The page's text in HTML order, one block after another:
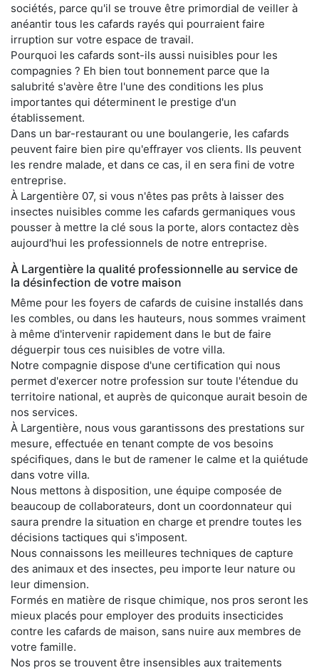
sociétés, parce qu'il se trouve être primordial de veiller à
anéantir tous les cafards rayés qui pourraient faire
irruption sur votre espace de travail.
Pourquoi les cafards sont-ils aussi nuisibles pour les
compagnies ? Eh bien tout bonnement parce que la
salubrité s'avère être l'une des conditions les plus
importantes qui déterminent le prestige d'un
établissement.
Dans un bar-restaurant ou une boulangerie, les cafards
peuvent faire bien pire qu'effrayer vos clients. Ils peuvent
les rendre malade, et dans ce cas, il en sera fini de votre
entreprise.
À Largentière 07, si vous n'êtes pas prêts à laisser des
insectes nuisibles comme les cafards germaniques vous
pousser à mettre la clé sous la porte, alors contactez dès
aujourd'hui les professionnels de notre entreprise.
À Largentière la qualité professionnelle au service de
la désinfection de votre maison
Même pour les foyers de cafards de cuisine installés dans
les combles, ou dans les hauteurs, nous sommes vraiment
à même d'intervenir rapidement dans le but de faire
déguerpir tous ces nuisibles de votre villa.
Notre compagnie dispose d'une certification qui nous
permet d'exercer notre profession sur toute l'étendue du
territoire national, et auprès de quiconque aurait besoin de
nos services.
À Largentière, nous vous garantissons des prestations sur
mesure, effectuée en tenant compte de vos besoins
spécifiques, dans le but de ramener le calme et la quiétude
dans votre villa.
Nous mettons à disposition, une équipe composée de
beaucoup de collaborateurs, dont un coordonnateur qui
saura prendre la situation en charge et prendre toutes les
décisions tactiques qui s'imposent.
Nous connaissons les meilleures techniques de capture
des animaux et des insectes, peu importe leur nature ou
leur dimension.
Formés en matière de risque chimique, nos pros seront les
mieux placés pour employer des produits insecticides
contre les cafards de maison, sans nuire aux membres de
votre famille.
Nos pros se trouvent être insensibles aux traitements